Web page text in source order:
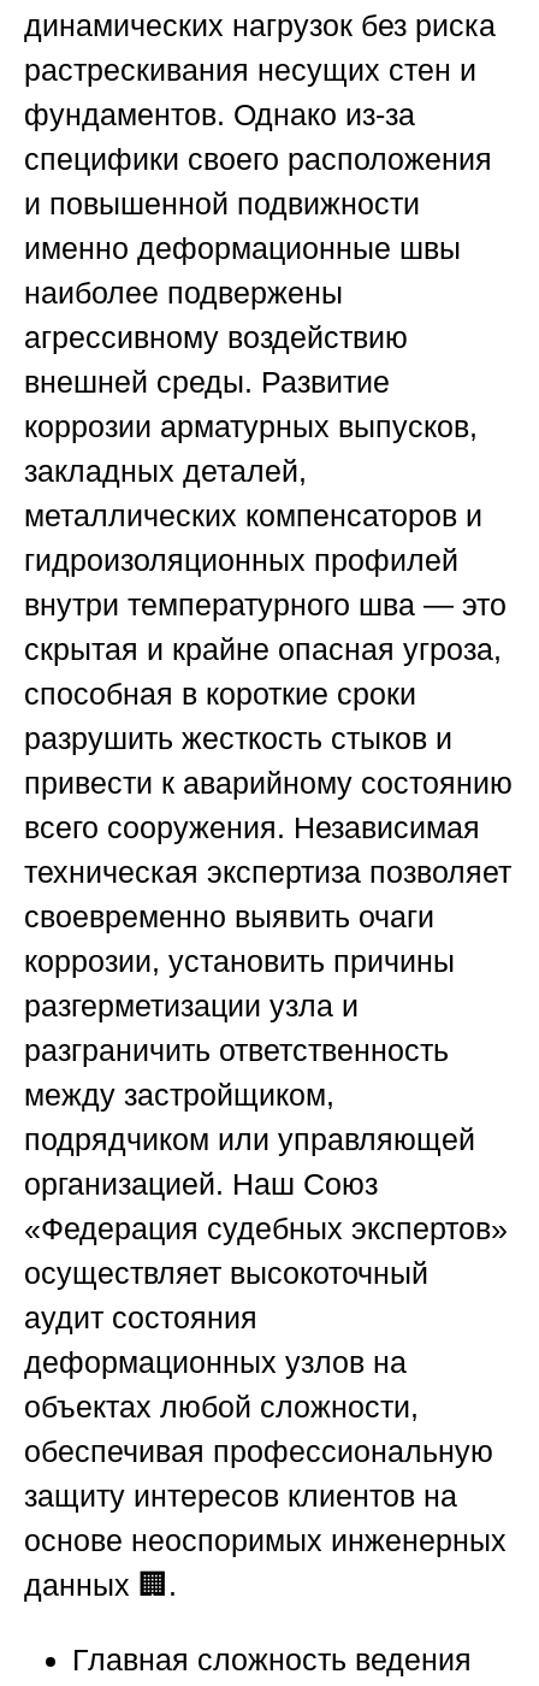
динамических нагрузок без риска
растрескивания несущих стен и
фундаментов. Однако из-за
специфики своего расположения
и повышенной подвижности
именно деформационные швы
наиболее подвержены
агрессивному воздействию
внешней среды. Развитие
коррозии арматурных выпусков,
закладных деталей,
металлических компенсаторов и
гидроизоляционных профилей
внутри температурного шва — это
скрытая и крайне опасная угроза,
способная в короткие сроки
разрушить жесткость стыков и
привести к аварийному состоянию
всего сооружения. Независимая
техническая экспертиза позволяет
своевременно выявить очаги
коррозии, установить причины
разгерметизации узла и
разграничить ответственность
между застройщиком,
подрядчиком или управляющей
организацией. Наш Союз
«Федерация судебных экспертов»
осуществляет высокоточный
аудит состояния
деформационных узлов на
объектах любой сложности,
обеспечивая профессиональную
защиту интересов клиентов на
основе неоспоримых инженерных
данных 🏢.
Главная сложность ведения